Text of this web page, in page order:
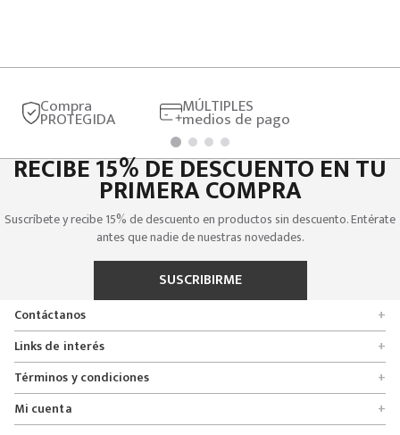
Compra
PROTEGIDA
MÚLTIPLES
medios de pago
RECIBE 15% DE DESCUENTO EN TU
PRIMERA COMPRA
Suscríbete y recibe 15% de descuento en productos sin descuento. Entérate
antes que nadie de nuestras novedades.
SUSCRIBIRME
Contáctanos
+
Encuentra tu tienda
Formulario de solicitudes
Servicio al cliente
Línea nacional 01 8000 112674
Links de interés +
Quienes somos
Políticas de entrega, cambio y devolución
Políticas de privacidad
Términos y condiciones +
Promociones
Crédito Addi
Mi cuenta +
Rastrear mi pedido